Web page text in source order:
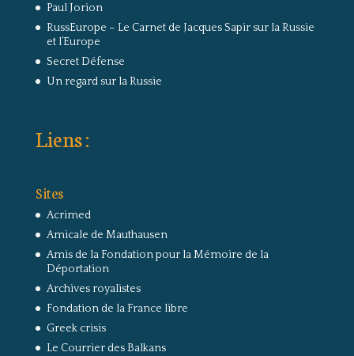
Paul Jorion
RussEurope – Le Carnet de Jacques Sapir sur la Russie
et l’Europe
Secret Défense
Un regard sur la Russie
Liens :
Sites
Acrimed
Amicale de Mauthausen
Amis de la Fondation pour la Mémoire de la
Déportation
Archives royalistes
Fondation de la France libre
Greek crisis
Le Courrier des Balkans